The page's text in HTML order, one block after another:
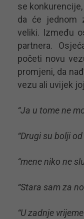
se
da će jednom
veliki. Između
partnera.
početi novu
promjeni, da
vezu ali uvijek
“Ja u tome ne
“Drugi su bolji od
“mene niko ne
“Stara sam za
“U zadnje